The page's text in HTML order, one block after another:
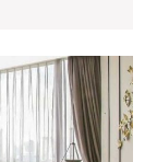
Baru